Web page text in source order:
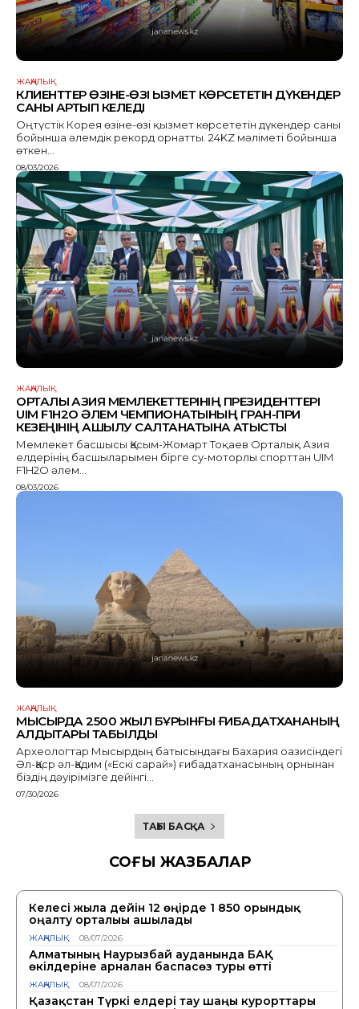
ЖАҢАЛЫҚ
КЛИЕНТТЕР ӨЗІНЕ-ӨЗІ ҚЫЗМЕТ КӨРСЕТЕТІН ДҮКЕНДЕР
САНЫ АРТЫП КЕЛЕДІ
Оңтүстік Корея өзіне-өзі қызмет көрсететін дүкендер саны
бойынша әлемдік рекорд орнатты. 24KZ мәліметі бойынша
өткен...
08/03/2026
ЖАҢАЛЫҚ
ОРТАЛЫҚ АЗИЯ МЕМЛЕКЕТТЕРІНІҢ ПРЕЗИДЕНТТЕРІ
UIM F1H2O ӘЛЕМ ЧЕМПИОНАТЫНЫҢ ГРАН-ПРИ
КЕЗЕҢІНІҢ АШЫЛУ САЛТАНАТЫНА ҚАТЫСТЫ
Мемлекет басшысы Қасым-Жомарт Тоқаев Орталық Азия
елдерінің басшыларымен бірге су-моторлы спорттан UIM
F1H2O әлем...
08/03/2026
ЖАҢАЛЫҚ
МЫСЫРДА 2500 ЖЫЛ БҰРЫНҒЫ ҒИБАДАТХАНАНЫҢ
ҚАЛДЫҚТАРЫ ТАБЫЛДЫ
Археологтар Мысырдың батысындағы Бахария оазисіндегі
Әл-Қаср әл-Қадим («Ескі сарай») ғибадатханасының орнынан
біздің дәуірімізге дейінгі...
07/30/2026
ТАҒЫ БАСҚА
СОҢҒЫ ЖАЗБАЛАР
Келесі жылға дейін 12 өңірде 1 850 орындық
оңалту орталығы ашылады
ЖАҢАЛЫҚ 08/07/2026
Алматының Наурызбай ауданында БАҚ
өкілдеріне арналған баспасөз туры өтті
ЖАҢАЛЫҚ 08/07/2026
Қазақстан Түркі елдері тау шаңғы курорттары